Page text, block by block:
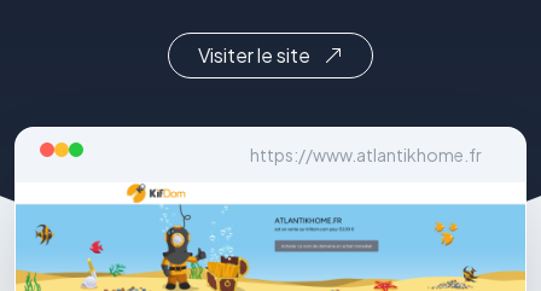
Visiter le site
https://www.atlantikhome.fr